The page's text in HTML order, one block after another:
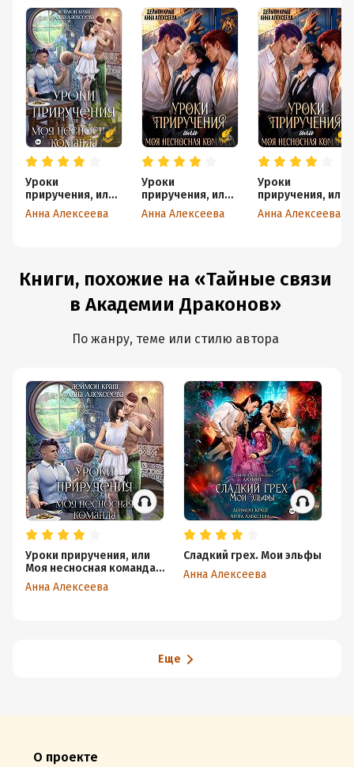
Уроки
приручения, или
Моя несносная
команда. Часть 1
Анна Алексеева
Уроки
приручения, или
Моя несносная
команда. Часть 3
Анна Алексеева
Уроки
приручения, или
Моя несносная
команда. Часть 2
Анна Алексеева
Книги, похожие на «Тайные связи
в Академии Драконов»
По жанру, теме или стилю автора
Уроки приручения, или
Моя несносная команда.
Часть 5
Анна Алексеева
Сладкий грех. Мои эльфы
Анна Алексеева
Еще
О проекте